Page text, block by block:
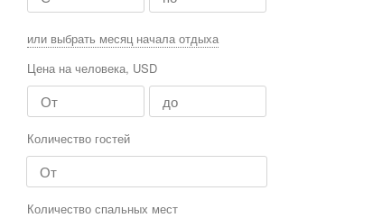
или выбрать месяц начала отдыха
Цена на человека, USD
Количество гостей
Количество спальных мест